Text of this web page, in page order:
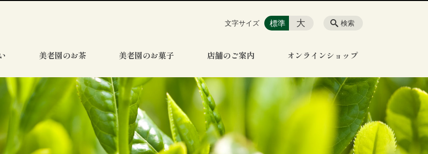
美老園のお茶 美老園のお菓子 店舗のご案内 オンラインショップ
検索
文字サイズ 標準 大